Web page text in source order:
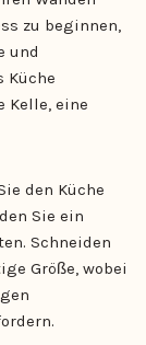
zu beginnen,
und
Küche
Kelle, eine
den Küche
Sie ein
Schneiden
Größe, wobei